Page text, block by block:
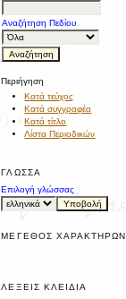
Αναζήτηση Πεδίου
Περιήγηση
Κατά τεύχος
Κατά συγγραφέα
Κατά τίτλο
Λίστα Περιοδικών
ΓΛΏΣΣΑ
Επιλογή γλώσσας
ΜΈΓΕΘΟΣ ΧΑΡΑΚΤΉΡΩΝ
ΛΈΞΕΙΣ ΚΛΕΙΔΙΆ